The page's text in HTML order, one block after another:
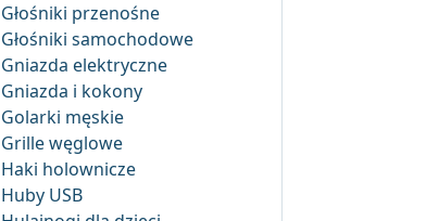
Głośniki przenośne
Głośniki samochodowe
Gniazda elektryczne
Gniazda i kokony
Golarki męskie
Grille węglowe
Haki holownicze
Huby USB